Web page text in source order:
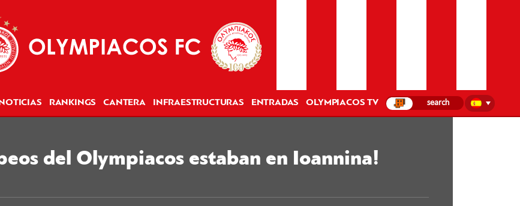
RANKINGS CANTERA INFRAESTRUCTURAS ENTRADAS OLYMPIACOS TV
del Olympiacos estaban en Ioannina!